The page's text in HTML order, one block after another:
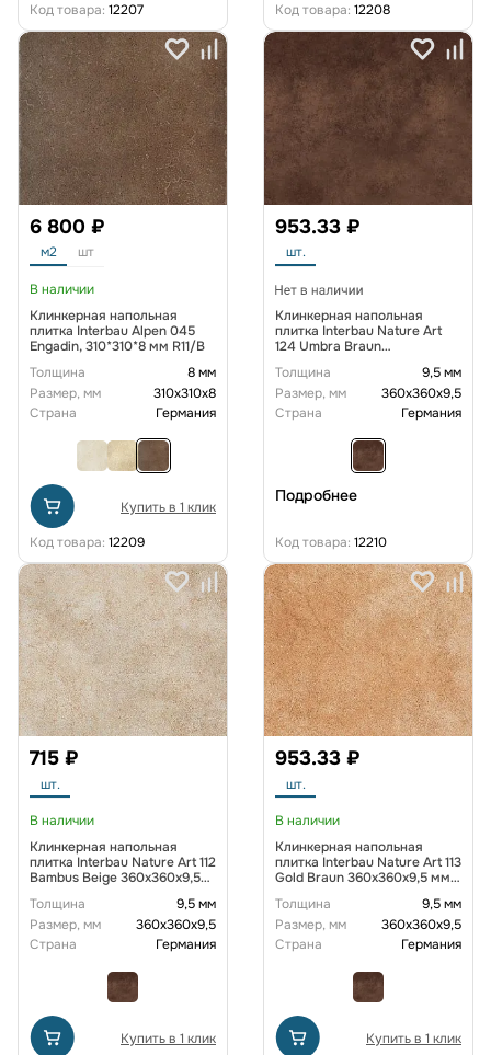
Код товара: 12207
Код товара: 12208
6 800 ₽
м2 шт
В наличии
Клинкерная напольная
плитка Interbau Alpen 045
Engadin, 310*310*8 мм R11/B
Толщина
8 мм
Размер, мм
310х310х8
Страна
Германия
Купить в 1 клик
Код товара: 12209
953.33 ₽
шт.
Клинкерная напольная
плитка Interbau Nature Art
124 Umbra Braun
Толщина
9,5 мм
Размер, мм
360х360х9,5
Страна
Германия
Подробнее
Код товара: 12210
715 ₽
шт.
В наличии
Клинкерная напольная
плитка Interbau Nature Art 112
Bambus Beige 360x360x9,5
Толщина
9,5 мм
Размер, мм
360х360х9,5
Страна
Германия
Купить в 1 клик
953.33 ₽
шт.
В наличии
Клинкерная напольная
плитка Interbau Nature Art 113
Gold Braun 360x360x9,5 мм
Толщина
9,5 мм
Размер, мм
360х360х9,5
Страна
Германия
Купить в 1 клик